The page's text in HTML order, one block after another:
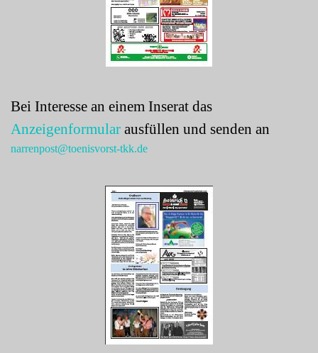
Bei Interesse an einem Inserat das
Anzeigenformular ausfüllen und senden an
narrenpost@toenisvorst-tkk.de